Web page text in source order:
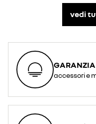
vedi
accessori e